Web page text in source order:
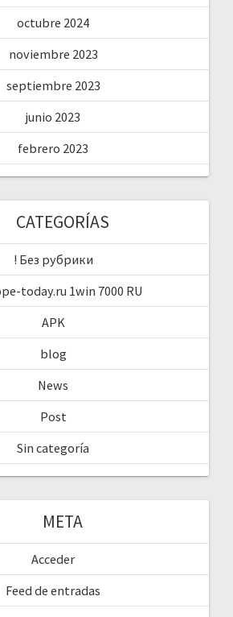
octubre 2024
noviembre 2023
septiembre 2023
junio 2023
febrero 2023
CATEGORÍAS
! Без рубрики
today.ru 1win 7000 RU
APK
blog
News
Post
Sin categoría
META
Acceder
Feed de entradas